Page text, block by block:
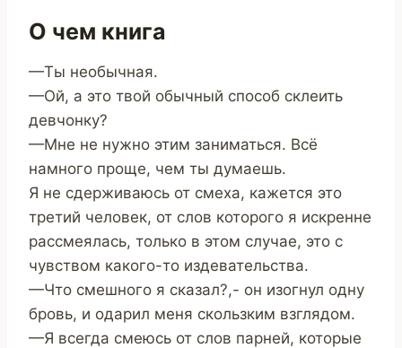
О чем книга
—Ты необычная.
—Ой, а это твой обычный способ склеить
девчонку?
—Мне не нужно этим заниматься. Всё
намного проще, чем ты думаешь.
Я не сдерживаюсь от смеха, кажется это
третий человек, от слов которого я искренне
рассмеялась, только в этом случае, это с
чувством какого-то издевательства.
—Что смешного я сказал?,- он изогнул одну
бровь, и одарил меня скользким взглядом.
—Я всегда смеюсь от слов парней, которые